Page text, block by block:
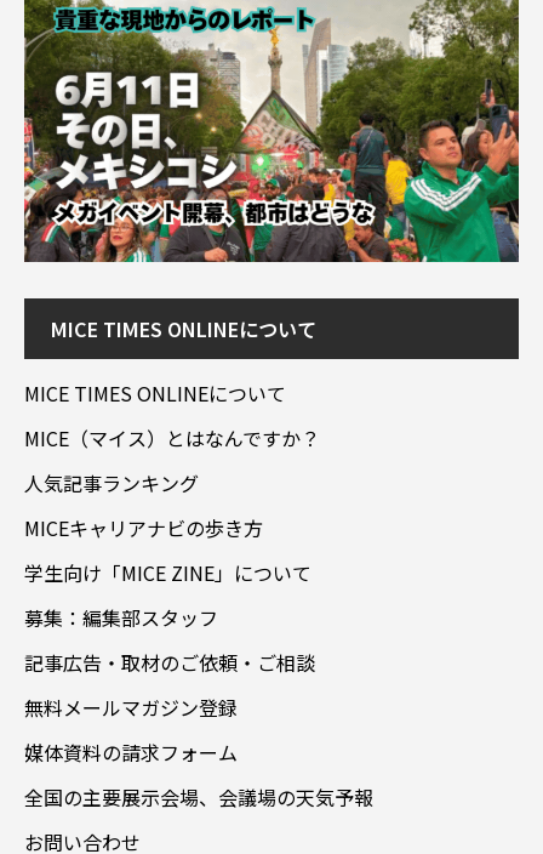
MICE TIMES ONLINEについて
MICE TIMES ONLINEについて
MICE（マイス）とはなんですか？
人気記事ランキング
MICEキャリアナビの歩き方
学生向け「MICE ZINE」について
募集：編集部スタッフ
記事広告・取材のご依頼・ご相談
無料メールマガジン登録
媒体資料の請求フォーム
全国の主要展示会場、会議場の天気予報
お問い合わせ